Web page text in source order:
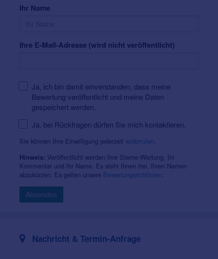
Ihr Name
Ihre E-Mail-Adresse (wird nicht veröffentlicht)
Ja, ich bin damit einverstanden, dass meine
Bewertung veröffentlicht und meine Daten
gespeichert werden.
Ja, bei Rückfragen dürfen Sie mich kontaktieren.
Sie können Ihre Einwilligung jederzeit widerrufen.
Hinweis: Veröffentlicht werden Ihre Sterne-Wertung, Ihr
Kommentar und Ihr Name. Es steht Ihnen frei, Ihren Namen
abzukürzen. Es gelten unsere Bewertungsrichtlinien.
Absenden
Nachricht & Termin-Anfrage